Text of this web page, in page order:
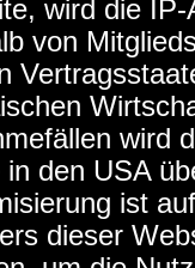
wird die
von
wird
in den USA
ist
dieser